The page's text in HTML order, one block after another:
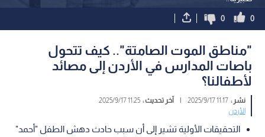
0
0
"مناطق الموت الصامتة".. كيف تتحول
باصات المدارس في الأردن إلى مصائد
لأطفالنا؟
نشر :11:17 2025/9/17
| آخر تحديث :11:25 2025/9/17
الأردن
التحقيقات الأولية تشير إلى أن سبب حادث دهش الطفل "أحمد"